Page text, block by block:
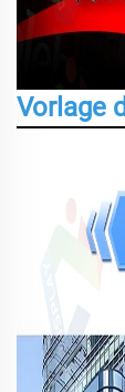
Vorlage